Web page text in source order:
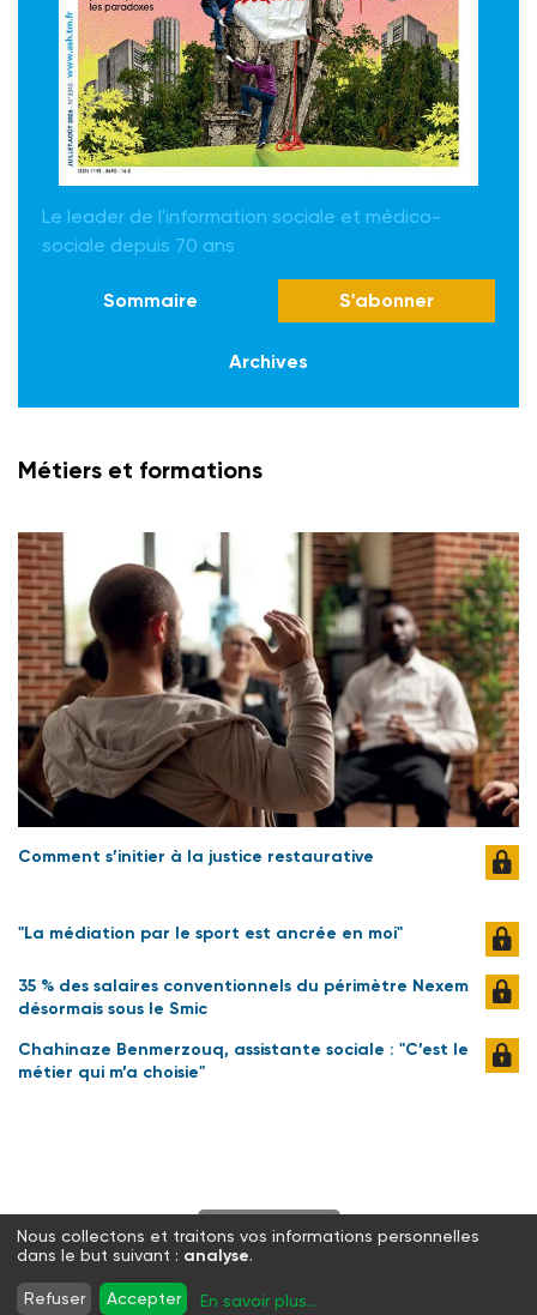
Le leader de l'information sociale et médico-
sociale depuis 70 ans
Sommaire S'abonner
Archives
Métiers et formations
Comment s’initier à la justice restaurative
"La médiation par le sport est ancrée en moi"
35 % des salaires conventionnels du périmètre Nexem
désormais sous le Smic
Chahinaze Benmerzouq, assistante sociale : "C’est le
métier qui m’a choisie"
S'abonner
Twitter Facebook
WhatsApp
Nous collectons et traitons vos informations personnelles
dans le but suivant : analyse.
Refuser Accepter En savoir plus...